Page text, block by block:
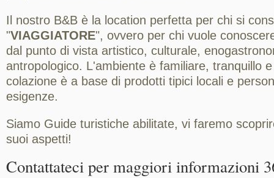
Il nostro B&B è la location perfetta per chi si
"VIAGGIATORE", ovvero per chi vuole
dal punto di vista artistico, culturale,
antropologico. L'ambiente è familiare, tranquillo
colazione è a base di prodotti tipici locali e
esigenze.
Siamo Guide turistiche abilitate, vi faremo
suoi aspetti!
Contattateci per maggiori informazioni